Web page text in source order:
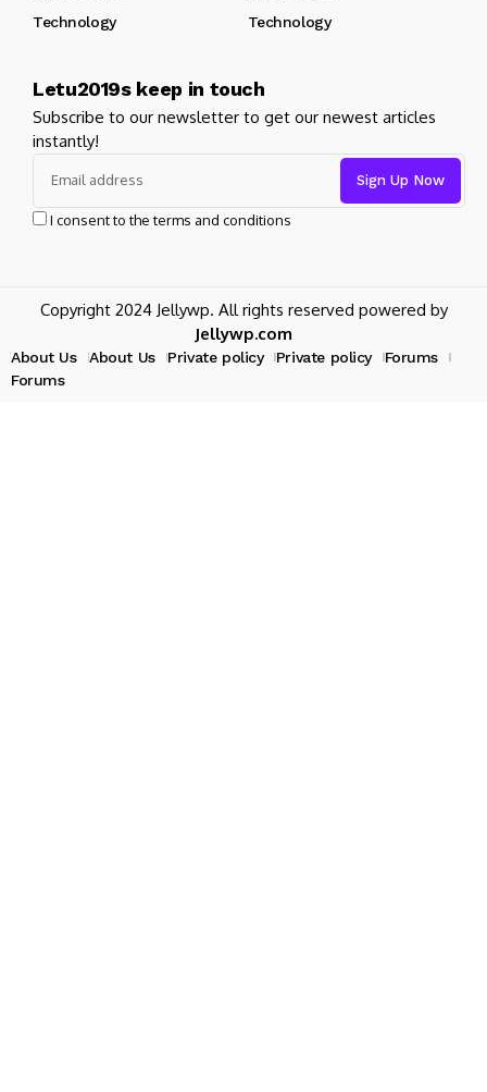
Technology
Technology
Letu2019s keep in touch
Subscribe to our newsletter to get our newest articles
instantly!
I consent to the terms and conditions
Copyright 2024 Jellywp. All rights reserved powered by
Jellywp.com
About Us About Us Private policy Private policy
Forums
Forums